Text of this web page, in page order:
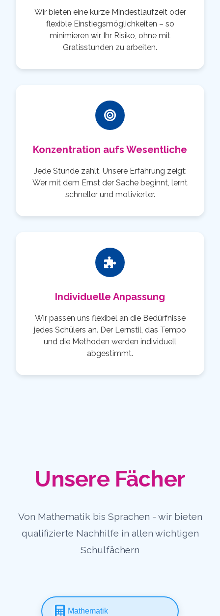
Wir bieten eine kurze Mindestlaufzeit oder
flexible Einstiegsmöglichkeiten – so
minimieren wir Ihr Risiko, ohne mit
Gratisstunden zu arbeiten.
Konzentration aufs Wesentliche
Jede Stunde zählt. Unsere Erfahrung zeigt:
Wer mit dem Ernst der Sache beginnt, lernt
schneller und motivierter.
Individuelle Anpassung
Wir passen uns flexibel an die Bedürfnisse
jedes Schülers an. Der Lernstil, das Tempo
und die Methoden werden individuell
abgestimmt.
Unsere Fächer
Von Mathematik bis Sprachen - wir bieten
qualifizierte Nachhilfe in allen wichtigen
Schulfächern
Mathematik